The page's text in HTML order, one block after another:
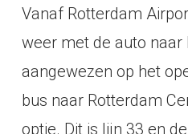
Vanaf Rotterdam
weer met de auto
aangewezen op het
bus naar Rotterdam
optie. Dit is lijn 33 en